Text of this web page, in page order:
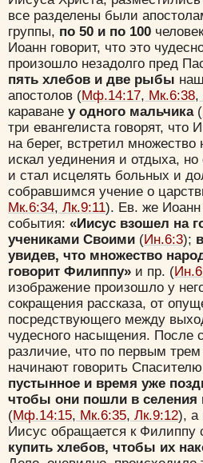
все разделены были
группы, по 50 и по 100
Иоанн говорит, что это
произошло незадолго пред
пять хлебов и две рыбы
апостолов (Мф.14:17, Мк.6:38,
караване у одного мальчика(
три евангелиста говорят, что
на берег, встретил
искал уединения и отдыха,
и стал исцелять больных и
собравшимся учение о
Мк.6:34, Лк.9:11). Ев. же Иоанн
события: «Иисус взошел на
учениками Своими (Ин.6:3);
увидев, что множество
говорит Филиппу» и пр. (
изображение произошло у
сокращения рассказа, от
посредствующего между
чудесного насыщения. После
различие, что по первым трем
начинают говорить
пустынное и время уже
чтобы они пошли в селения
(Мф.14:15, Мк.6:35, Лк.9:12), а
Иисус обращается к Филиппу
купить хлебов, чтобы их